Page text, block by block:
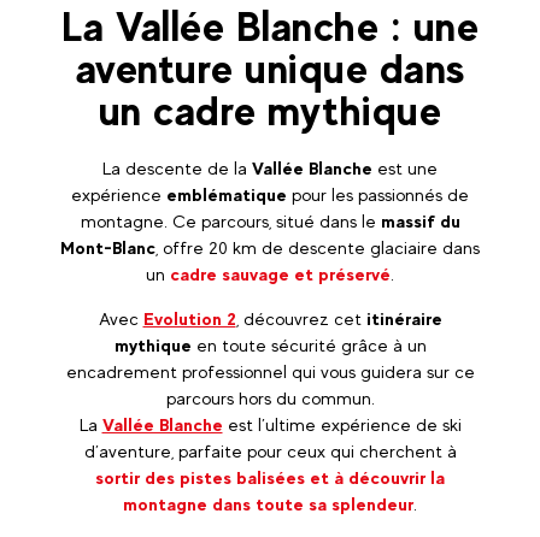
La Vallée Blanche : une
aventure unique dans
un cadre mythique
La descente de la Vallée Blanche est une
expérience emblématique pour les passionnés de
montagne. Ce parcours, situé dans le massif du
Mont-Blanc , offre 20 km de descente glaciaire dans
un cadre sauvage et préservé
Avec Evolution 2 , découvrez cet itinéraire
mythique en toute sécurité grâce à un
encadrement professionnel qui vous guidera sur ce
parcours hors du commun.
La Vallée Blanche est l’ultime expérience de ski
d’aventure, parfaite pour ceux qui cherchent à
sortir des pistes balisées et à découvrir la
montagne dans toute sa splendeur.